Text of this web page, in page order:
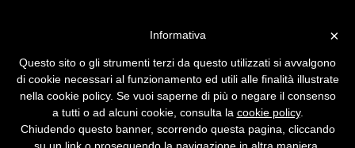
cancellare la cronologia
×
Informativa
Questo sito o gli strumenti terzi da questo utilizzati si avvalgono
di cookie necessari al funzionamento ed utili alle finalità illustrate
nella cookie policy. Se vuoi saperne di più o negare il consenso
a tutti o ad alcuni cookie, consulta la cookie policy.
Chiudendo questo banner, scorrendo questa pagina, cliccando